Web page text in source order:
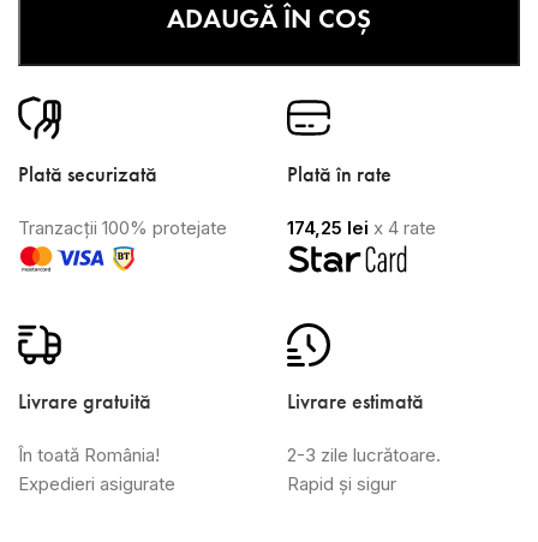
ADAUGĂ ÎN COȘ
Plată securizată
Tranzacții 100% protejate
Plată în rate
174,25 lei x 4 rate
Livrare gratuită
În toată România!
Expedieri asigurate
Livrare estimată
2-3 zile lucrătoare.
Rapid și sigur